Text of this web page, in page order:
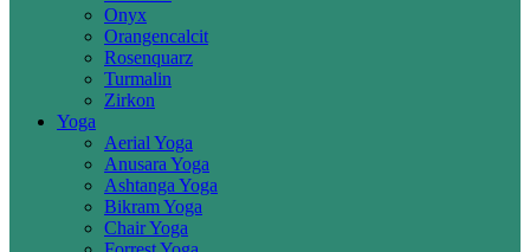
Onyx
Orangencalcit
Rosenquarz
Turmalin
Zirkon
Yoga
Aerial Yoga
Anusara Yoga
Ashtanga Yoga
Bikram Yoga
Chair Yoga